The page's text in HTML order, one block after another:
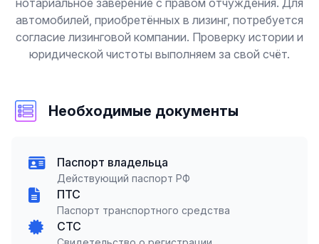
нотариальное заверение с правом отчуждения. Для
автомобилей, приобретённых в лизинг, потребуется
согласие лизинговой компании. Проверку истории и
юридической чистоты выполняем за свой счёт.
Необходимые документы
Паспорт владельца
Действующий паспорт РФ
ПТС
Паспорт транспортного средства
СТС